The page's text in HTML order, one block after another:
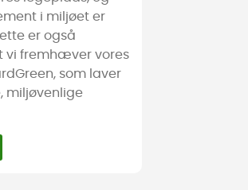
i miljøet er
er også
vi fremhæver vores
som laver
miljøvenlige